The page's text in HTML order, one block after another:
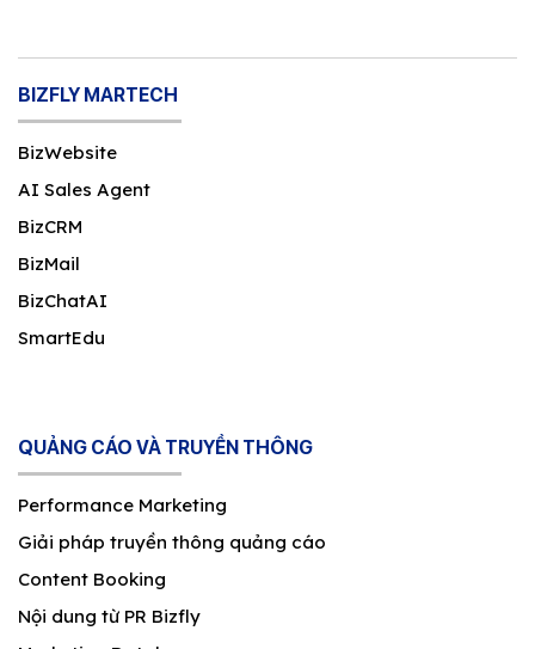
BIZFLY MARTECH
BizWebsite
AI Sales Agent
BizCRM
BizMail
BizChatAI
SmartEdu
QUẢNG CÁO VÀ TRUYỀN THÔNG
Performance Marketing
Giải pháp truyền thông quảng cáo
Content Booking
Nội dung từ PR Bizfly